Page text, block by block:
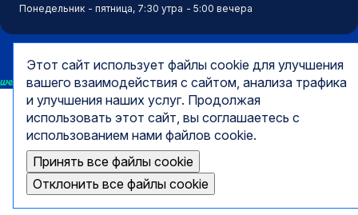
Этот сайт использует файлы cookie для улучшения
вашего взаимодействия с сайтом, анализа трафика
и улучшения наших услуг. Продолжая
использовать этот сайт, вы соглашаетесь с
использованием нами файлов cookie.
Принять все файлы cookie
Отклонить все файлы cookie
Понедельник - пятница, 7:30 утра - 5:00 вечера
we empower